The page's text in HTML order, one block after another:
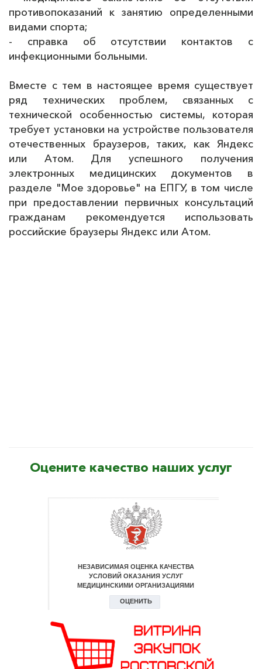
противопоказаний к занятию определенными
видами спорта;
‑ справка об отсутствии контактов с
инфекционными больными.
Вместе с тем в настоящее время существует
ряд технических проблем, связанных с
технической особенностью системы, которая
требует установки на устройстве пользователя
отечественных браузеров, таких, как Яндекс
или Атом. Для успешного получения
электронных медицинских документов в
разделе "Мое здоровье" на ЕПГУ, в том числе
при предоставлении первичных консультаций
гражданам рекомендуется использовать
российские браузеры Яндекс или Атом.
Оцените качество наших услуг